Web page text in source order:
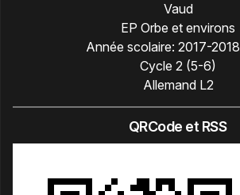
Vaud
EP Orbe et environs
Année scolaire: 2017-2018
Cycle 2 (5-6)
Allemand L2
QRCode et RSS